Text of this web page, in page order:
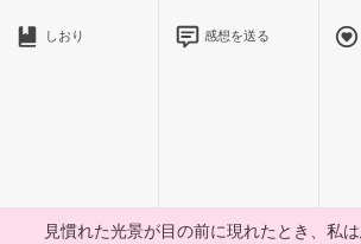
しおり 感想を送る
【プロローグ】
見慣れた光景が目の前に現れたとき、私は